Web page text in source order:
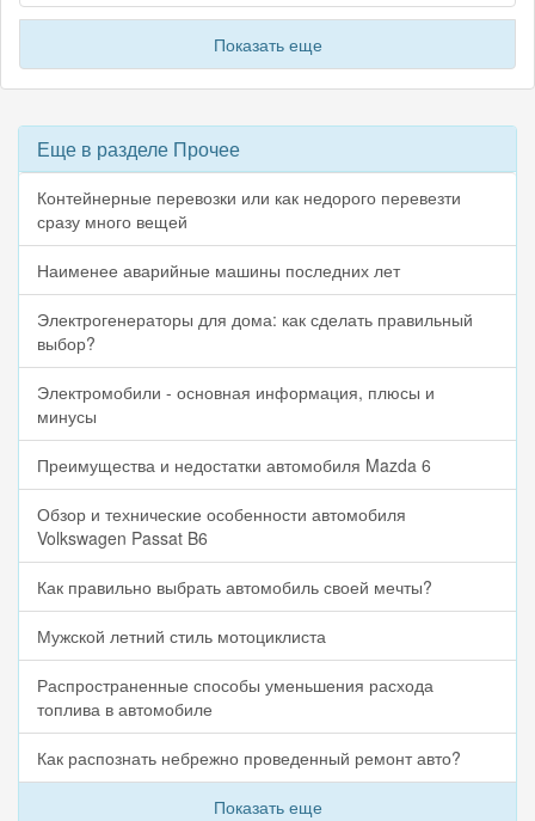
Показать еще
Еще в разделе Прочее
Контейнерные перевозки или как недорого перевезти
сразу много вещей
Наименее аварийные машины последних лет
Электрогенераторы для дома: как сделать правильный
выбор?
Электромобили - основная информация, плюсы и
минусы
Преимущества и недостатки автомобиля Mazda 6
Обзор и технические особенности автомобиля
Volkswagen Passat B6
Как правильно выбрать автомобиль своей мечты?
Мужской летний стиль мотоциклиста
Распространенные способы уменьшения расхода
топлива в автомобиле
Как распознать небрежно проведенный ремонт авто?
Показать еще